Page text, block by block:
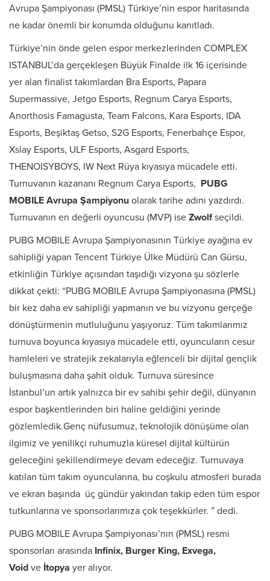
Avrupa Şampiyonası (PMSL) Türkiye’nin espor haritasında
ne kadar önemli bir konumda olduğunu kanıtladı.
Türkiye’nin önde gelen espor merkezlerinden COMPLEX
ISTANBUL’da gerçekleşen Büyük Finalde ilk 16 içerisinde
yer alan finalist takımlardan Bra Esports, Papara
Supermassive, Jetgo Esports, Regnum Carya Esports,
Anorthosis Famagusta, Team Falcons, Kara Esports, IDA
Esports, Beşiktaş Getso, S2G Esports, Fenerbahçe Espor,
Xslay Esports, ULF Esports, Asgard Esports,
THENOISYBOYS, IW Next Rüya kıyasıya mücadele etti.
Turnuvanın kazananı Regnum Carya Esports, PUBG
MOBILE Avrupa Şampiyonu olarak tarihe adını yazdırdı.
Turnuvanın en değerli oyuncusu (MVP) ise Zwolfseçildi.
PUBG MOBILE Avrupa Şampiyonasının Türkiye ayağına ev
sahipliği yapan Tencent Türkiye Ülke Müdürü Can Gürsu,
etkinliğin Türkiye açısından taşıdığı vizyona şu sözlerle
dikkat çekti: “PUBG MOBILE Avrupa Şampiyonasına (PMSL)
bir kez daha ev sahipliği yapmanın ve bu vizyonu gerçeğe
dönüştürmenin mutluluğunu yaşıyoruz. Tüm takımlarımız
turnuva boyunca kıyasıya mücadele etti, oyuncuların cesur
hamleleri ve stratejik zekalarıyla eğlenceli bir dijital gençlik
buluşmasına daha şahit olduk. Turnuva süresince
İstanbul’un artık yalnızca bir ev sahibi şehir değil, dünyanın
espor başkentlerinden biri haline geldiğini yerinde
gözlemledik.Genç nüfusumuz, teknolojik dönüşüme olan
ilgimiz ve yenilikçi ruhumuzla küresel dijital kültürün
geleceğini şekillendirmeye devam edeceğiz. Turnuvaya
katılan tüm takım oyuncularına, bu coşkulu atmosferi burada
ve ekran başında üç gündür yakından takip eden tüm espor
tutkunlarına ve sponsorlarımıza çok teşekkürler. ” dedi.
PUBG MOBILE Avrupa Şampiyonası’nın (PMSL) resmi
sponsorları arasında Infinix, Burger King, Exvega,
Void ve İtopya yer alıyor.